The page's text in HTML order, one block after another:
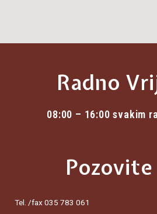
Radno
08:00 – 16:00 svakim
Pozovite
Tel. /fax 035 783 061